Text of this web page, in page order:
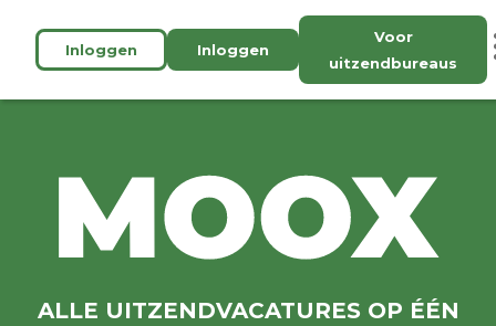
Inloggen Inloggen
Voor
uitzendbureaus
ALLE UITZENDVACATURES OP ÉÉN